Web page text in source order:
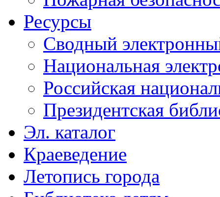
Ресурсы
Сводный
Национальная
Российская
Президентская
Эл. каталог
Краеведение
Летопись города